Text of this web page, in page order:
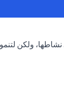
ولكن لتنمو